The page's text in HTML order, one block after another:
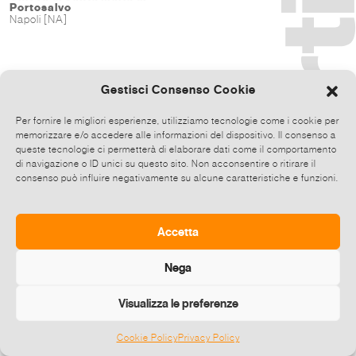
Gestisci Consenso Cookie
Per fornire le migliori esperienze, utilizziamo tecnologie come i cookie per
memorizzare e/o accedere alle informazioni del dispositivo. Il consenso a
queste tecnologie ci permetterà di elaborare dati come il comportamento
di navigazione o ID unici su questo sito. Non acconsentire o ritirare il
consenso può influire negativamente su alcune caratteristiche e funzioni.
Accetta
Nega
Visualizza le preferenze
Cookie PolicyPrivacy Policy
Portosalvo
Napoli [NA]
©2026 E-zine